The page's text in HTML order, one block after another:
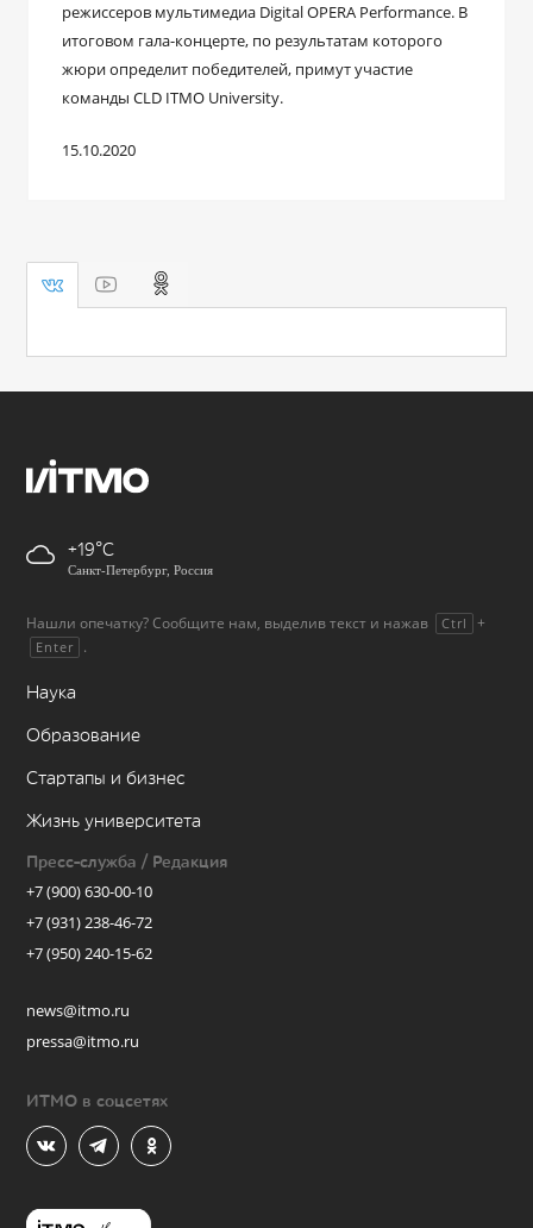
режиссеров мультимедиа Digital OPERA Performance. В
итоговом гала-концерте, по результатам которого
жюри определит победителей, примут участие
команды CLD ITMO University.
15.10.2020
+19
Санкт-Петербург, Россия
Нашли опечатку? Сообщите нам, выделив текст и нажав Ctrl +
Enter .
Наука
Образование
Стартапы и бизнес
Жизнь университета
Пресс-служба / Редакция
+7 (900) 630-00-10
+7 (931) 238-46-72
+7 (950) 240-15-62
news@itmo.ru
pressa@itmo.ru
ИТМО в соцсетях